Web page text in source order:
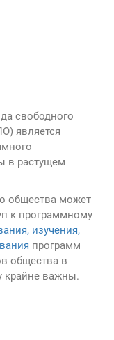
свободного
является
в растущем
общества может
к программному
изучения,
программ
общества в
крайне важны.